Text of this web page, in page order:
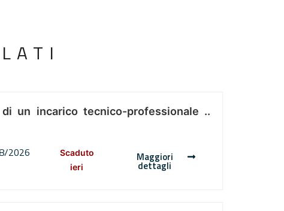
un incarico tecnico-professionale ..
2026
Scaduto
ieri
Maggiori
dettagli